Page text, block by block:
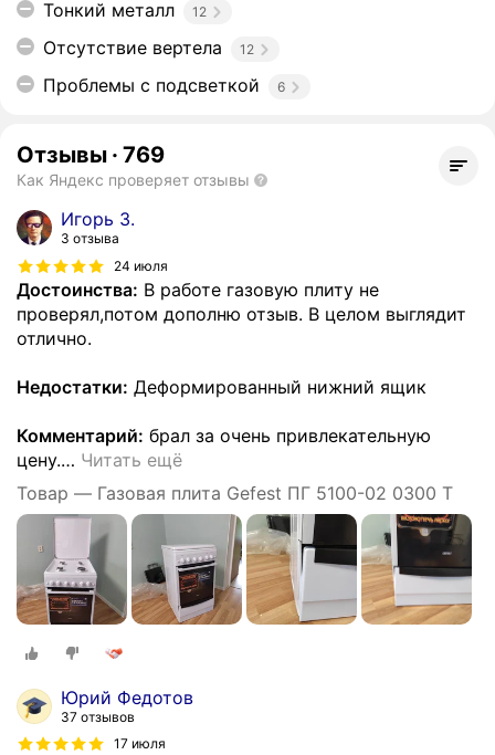
Тонкий металл 12
Отсутствие вертела 12
Проблемы с подсветкой 6
Отзывы · 769
Как Яндекс проверяет отзывы
Игорь З.
3 отзыва
24 июля
Достоинства: В работе газовую плиту не
проверял,потом дополню отзыв. В целом выглядит
отлично.
Недостатки: Деформированный нижний ящик
Комментарий: брал за очень привлекательную
цену.… Читать ещё
Товар — Газовая плита Gefest ПГ 5100-02 0300 Т
Юрий Федотов
37 отзывов
17 июля